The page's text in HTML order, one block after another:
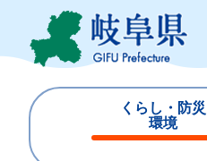
ジ
ュ
くらし・防災
環境